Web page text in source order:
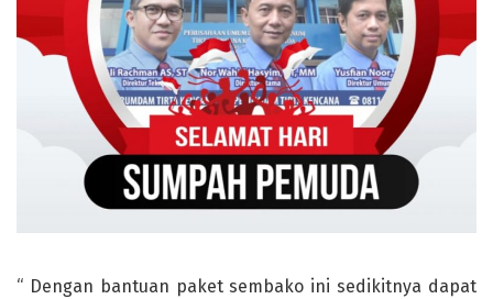
“ Dengan bantuan paket sembako ini sedikitnya dapat